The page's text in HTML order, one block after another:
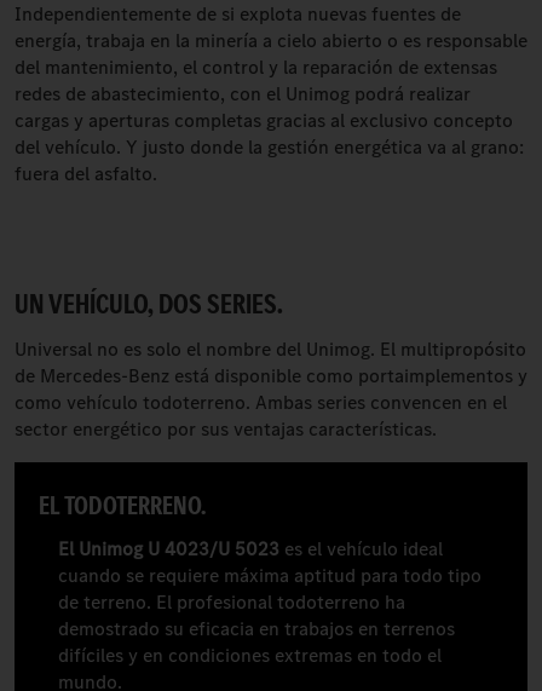
Independientemente de si explota nuevas fuentes de
energía, trabaja en la minería a cielo abierto o es responsable
del mantenimiento, el control y la reparación de extensas
redes de abastecimiento, con el Unimog podrá realizar
cargas y aperturas completas gracias al exclusivo concepto
del vehículo. Y justo donde la gestión energética va al grano:
fuera del asfalto.
UN VEHÍCULO, DOS SERIES.
Universal no es solo el nombre del Unimog. El multipropósito
de Mercedes-Benz está disponible como portaimplementos y
como vehículo todoterreno. Ambas series convencen en el
sector energético por sus ventajas características.
EL TODOTERRENO.
El Unimog U 4023/U 5023 es el vehículo ideal
cuando se requiere máxima aptitud para todo tipo
de terreno. El profesional todoterreno ha
demostrado su eficacia en trabajos en terrenos
difíciles y en condiciones extremas en todo el
mundo.